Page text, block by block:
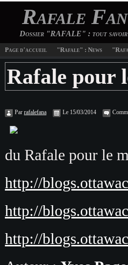
Rafale
Dossier "RAFALE" : tout savoir
Page d'accueil "Rafale" : News
Rafale pour
Par rafalefana Le 15/03/2014
du Rafale pour le
http://
http://
http://